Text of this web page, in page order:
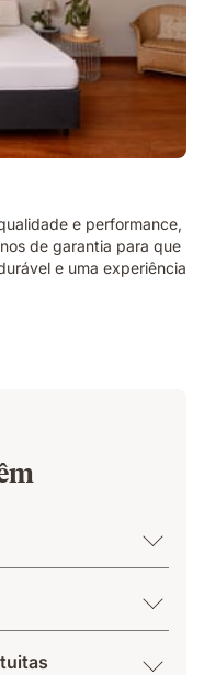
e performance,
de garantia para que
e uma experiência